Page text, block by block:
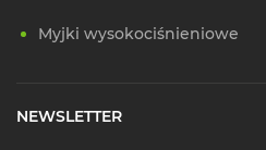
Myjki wysokociśnieniowe
NEWSLETTER